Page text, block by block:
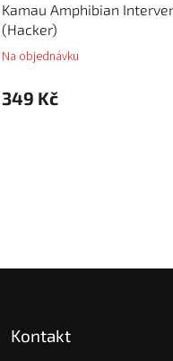
Kamau Amphibian
(Hacker)
Na objednávku
349 Kč
Kontakt